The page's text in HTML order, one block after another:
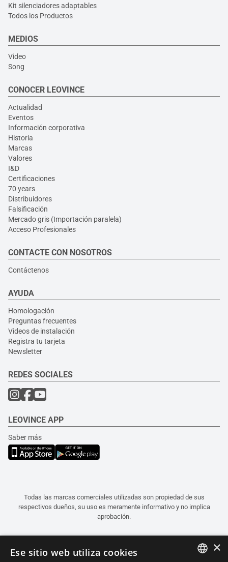
Kit silenciadores adaptables
Todos los Productos
MEDIOS
Video
Song
CONOCER LEOVINCE
Actualidad
Eventos
Información corporativa
Historia
Marcas
Valores
I&D
Certificaciones
70 years
Distribuidores
Falsificación
Mercado gris (Importación paralela)
Acceso Profesionales
CONTACTE CON NOSOTROS
Contáctenos
AYUDA
Homologación
Preguntas frecuentes
Videos de instalación
Registra tu tarjeta
Newsletter
REDES SOCIALES
LEOVINCE APP
Saber más
Todas las marcas comerciales utilizadas son propiedad de sus
respectivos dueños, su uso es meramente informativo y no implica
aprobación.
×
Ese sitio web utiliza cookies